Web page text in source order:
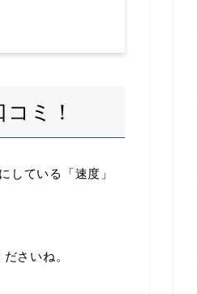
ミ！
している「速度」
さいね。